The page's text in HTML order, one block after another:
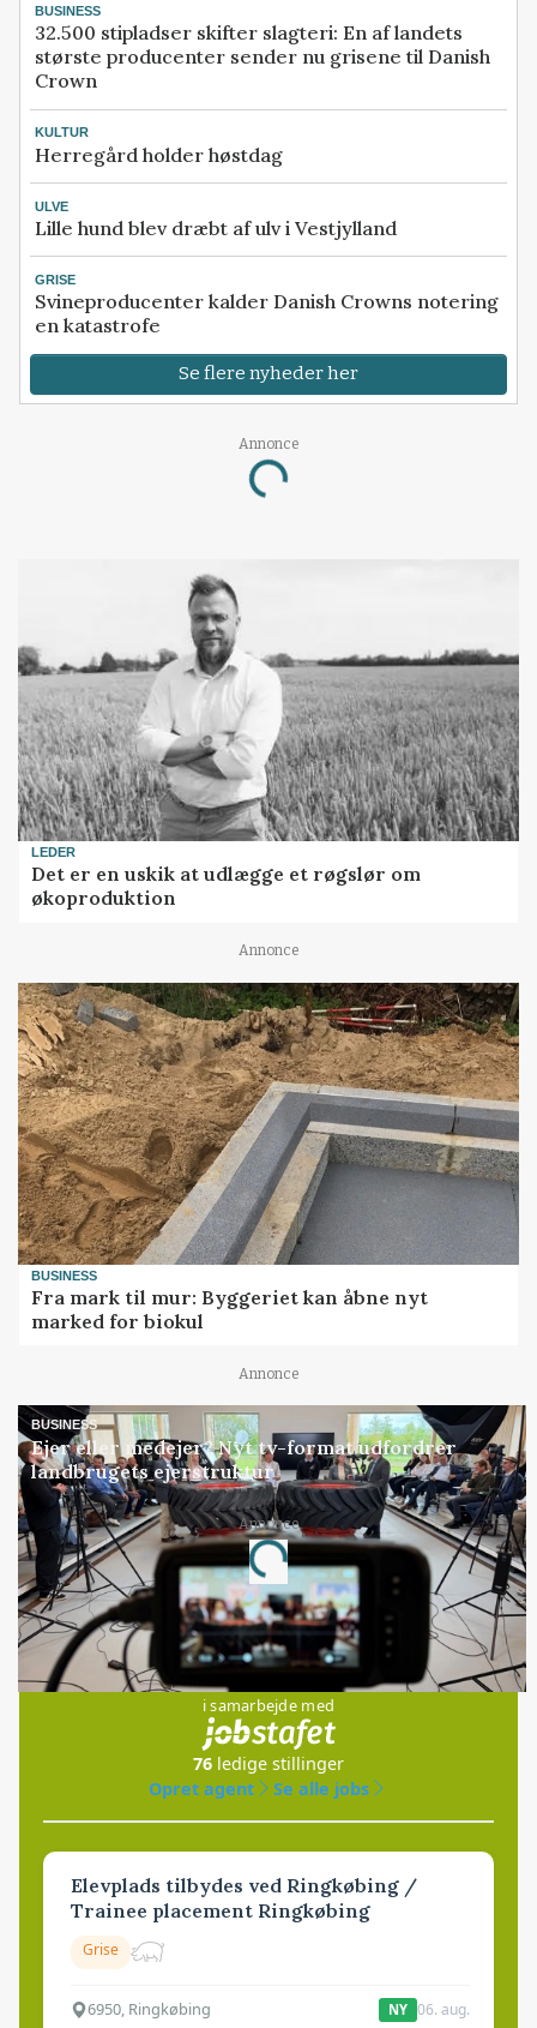
BUSINESS
32.500 stipladser skifter slagteri: En af landets
største producenter sender nu grisene til Danish
Crown
KULTUR
Herregård holder høstdag
ULVE
Lille hund blev dræbt af ulv i Vestjylland
GRISE
Svineproducenter kalder Danish Crowns notering
en katastrofe
Se flere nyheder her
Annonce
Loading...
LEDER
Det er en uskik at udlægge et røgslør om
økoproduktion
Annonce
BUSINESS
Fra mark til mur: Byggeriet kan åbne nyt
marked for biokul
Annonce
BUSINESS
Ejer eller medejer? Nyt tv-format udfordrer
landbrugets ejerstruktur
Annonce
Loading...
Jobs
i samarbejde med
76 ledige stillinger
Opret agent
Se alle jobs
Elevplads tilbydes ved Ringkøbing /
Trainee placement Ringkøbing
Grise
6950, Ringkøbing NY 06. aug.